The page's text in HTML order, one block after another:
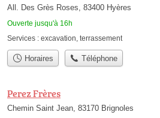
All. Des Grès Roses, 83400 Hyères
Ouverte jusqu'à 16h
Services : excavation terrassement
Horaires Téléphone
Perez Frères
Chemin Saint Jean, 83170 Brignoles